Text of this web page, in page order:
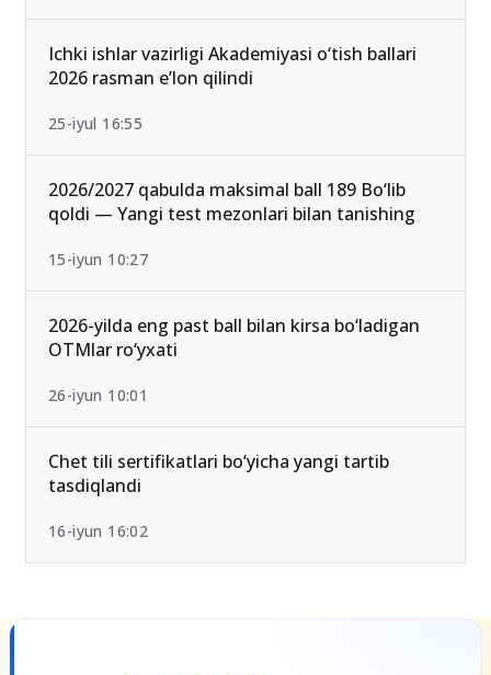
Ichki ishlar vazirligi Akademiyasi o‘tish ballari
2026 rasman e’lon qilindi
25-iyul 16:55
2026/2027 qabulda maksimal ball 189 Bo‘lib
qoldi — Yangi test mezonlari bilan tanishing
15-iyun 10:27
2026-yilda eng past ball bilan kirsa bo‘ladigan
OTMlar ro‘yxati
26-iyun 10:01
Chet tili sertifikatlari bo‘yicha yangi tartib
tasdiqlandi
16-iyun 16:02